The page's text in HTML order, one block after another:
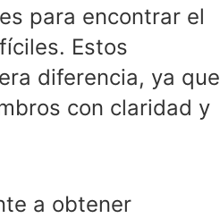
para encontrar el
Estos
diferencia, ya que
con claridad y
a obtener